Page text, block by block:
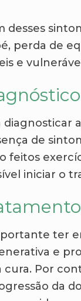
desses
perda de
e
diagnosticar
de
feitos
iniciar o
ter
e
cura. Por
da